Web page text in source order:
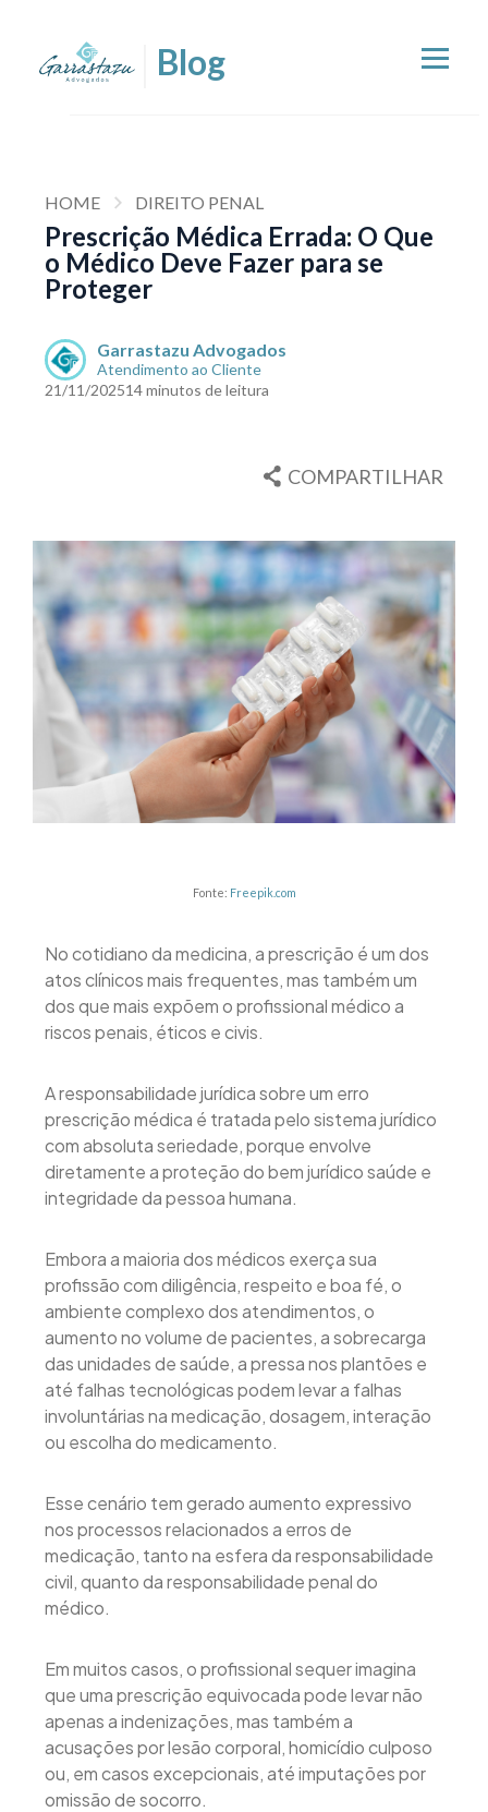
HOME DIREITO PENAL
Prescrição Médica Errada: O Que
o Médico Deve Fazer para se
Proteger
Garrastazu Advogados
Atendimento ao Cliente
21/11/202514 minutos de leitura
COMPARTILHAR
Fonte: Freepik.com
No cotidiano da medicina, a prescrição é um dos
atos clínicos mais frequentes, mas também um
dos que mais expõem o profissional médico a
riscos penais, éticos e civis.
A responsabilidade jurídica sobre um erro
prescrição médica é tratada pelo sistema jurídico
com absoluta seriedade, porque envolve
diretamente a proteção do bem jurídico saúde e
integridade da pessoa humana.
Embora a maioria dos médicos exerça sua
profissão com diligência, respeito e boa fé, o
ambiente complexo dos atendimentos, o
aumento no volume de pacientes, a sobrecarga
das unidades de saúde, a pressa nos plantões e
até falhas tecnológicas podem levar a falhas
involuntárias na medicação, dosagem, interação
ou escolha do medicamento.
Esse cenário tem gerado aumento expressivo
nos processos relacionados a erros de
medicação, tanto na esfera da responsabilidade
civil, quanto da responsabilidade penal do
médico.
Em muitos casos, o profissional sequer imagina
que uma prescrição equivocada pode levar não
apenas a indenizações, mas também a
acusações por lesão corporal, homicídio culposo
ou, em casos excepcionais, até imputações por
omissão de socorro.